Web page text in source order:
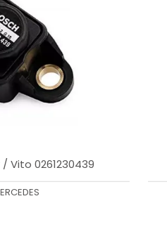
Vito 0261230439